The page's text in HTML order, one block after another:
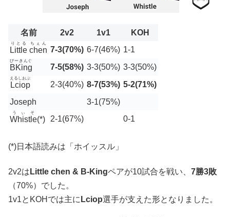
名前 2v2 1v1
KOH
Little chen
りとる ちぇん
7-3(70%) 6-7(46%) 1-1
BKing
びーきんぐ
7-5(58%) 3-3(50%) 3-3(50%)
Lciop
えるしおぷ
2-3(40%) 8-7(53%) 5-2(71%)
Joseph
3-1(75%)
Whistle
うぃそ
(*) 2-1(67%) 0-1
(*)日本語読みは「ホイッスル」
2v2は Little chen & B-Kingペアが10試合を戦い、 7勝3敗
（70%）でした。
1v1とKOHでは主に Lciop選手が支えた形となりました。